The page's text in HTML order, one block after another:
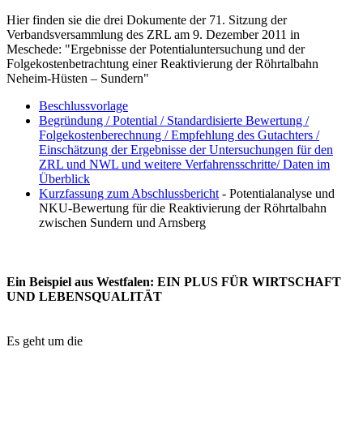
Hier finden sie die drei Dokumente der 71. Sitzung der
Verbandsversammlung des ZRL am 9. Dezember 2011 in
Meschede: "Ergebnisse der Potentialuntersuchung und der
Folgekostenbetrachtung einer Reaktivierung der Röhrtalbahn
Neheim-Hüsten – Sundern"
Beschlussvorlage
Begründung / Potential / Standardisierte Bewertung /
Folgekostenberechnung / Empfehlung des Gutachters /
Einschätzung der Ergebnisse der Untersuchungen für den
ZRL und NWL und weitere Verfahrensschritte/ Daten im
Überblick
Kurzfassung zum Abschlussbericht - Potentialanalyse und
NKU-Bewertung für die Reaktivierung der Röhrtalbahn
zwischen Sundern und Arnsberg
Ein Beispiel aus Westfalen: EIN PLUS FÜR WIRTSCHAFT
UND LEBENSQUALITÄT
Es geht um die